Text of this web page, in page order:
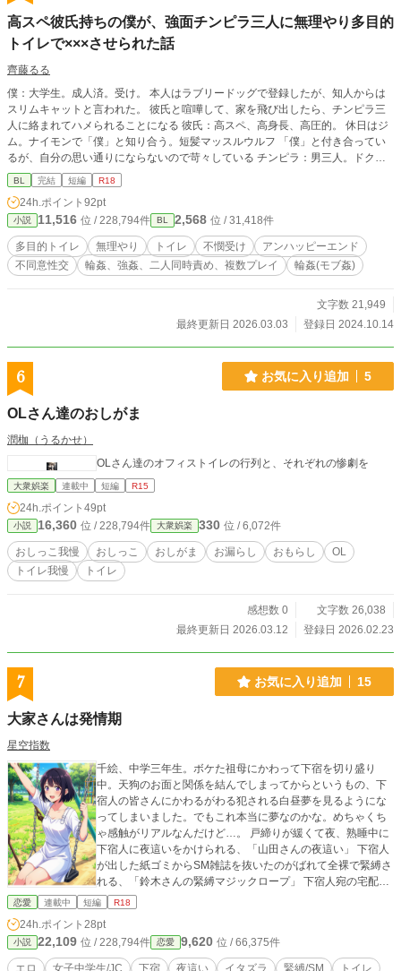
高スペ彼氏持ちの僕が、強面チンピラ三人に無理やり多目的
トイレで×××させられた話
齊藤るる
僕：大学生。成人済。受け。 本人はラブリードッグで登録したが、知人からは
スリムキャットと言われた。 彼氏と喧嘩して、家を飛び出したら、チンピラ三
人に絡まれてハメられることになる 彼氏：高スペ、高身長、高圧的。 休日はジ
ム。ナイモンで「僕」と知り合う。短髪マッスルウルフ 「僕」と付き合ってい
るが、自分の思い通りにならないので苛々している チンピラ：男三人。ドクズ
※ストーリー上、無理やり性行為をさせられる表現がありますので、苦手な方は
読まないでください。 ※ストーリー上、無理やり性行為を強要する場面があり
ますが、全てフィクションです。そうした行為を推奨したり、肯定したりする意
図ではございません。ご了承下さい。
BL 完結 短編 R18
24h.ポイント 92pt
小説 11,516 位 / 228,794件 BL 2,568 位 / 31,418件
多目的トイレ 無理やり トイレ 不憫受け
アンハッピーエンド
不同意性交
輪姦、強姦、二人同時責め、複数プレイ 輪姦(モブ姦)
文字数 21,949
最終更新日 2026.03.03
登録日 2024.10.14
6 お気に入り追加 5
OLさん達のおしがま
潤枷（うるかせ）
OLさん達のオフィストイレの行列と、それぞれの惨劇を
大衆娯楽 連載中 短編 R15
24h.ポイント 49pt
小説 16,360 位 / 228,794件 大衆娯楽 330 位 / 6,072件
おしっこ我慢 おしっこ おしがま お漏らし おもらし
OL
トイレ我慢
トイレ
感想数 0
文字数 26,038
最終更新日 2026.03.12
登録日 2026.02.23
7 お気に入り追加 15
大家さんは発情期
星空指数
千絵、中学三年生。ボケた祖母にかわって下宿を切り盛り
中。天狗のお面と関係を結んでしまってからというもの、下
宿人の皆さんにかわるがわる犯される白昼夢を見るようにな
ってしまいました。でもこれ本当に夢なのかな。めちゃくち
ゃ感触がリアルなんだけど…。 戸締りが緩くて夜、熟睡中に
下宿人に夜這いをかけられる、「山田さんの夜這い」 下宿人
が出した紙ゴミからSM雑誌を抜いたのがばれて全裸で緊縛さ
れる、「鈴木さんの緊縛マジックロープ」 下宿人宛の宅配便
を届けに来た配達員に、ノーブラで対応しているのがバレ
各章は独立していますので、どの章を読んでいただいてもか
まいません。
恋愛 連載中 短編 R18
24h.ポイント 28pt
小説 22,109 位 / 228,794件 恋愛 9,620 位 / 66,375件
エロ 女子中学生/JC 下宿 夜這い イタズラ 緊縛/SM トイレ